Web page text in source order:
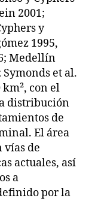
2001;
y
1995,
Medellín
Symonds et al.
km², con el
distribución
de
El área
vías de
actuales, así
a
por la